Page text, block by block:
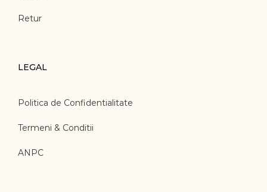
Retur
LEGAL
Politica de Confidentialitate
Termeni & Conditii
ANPC